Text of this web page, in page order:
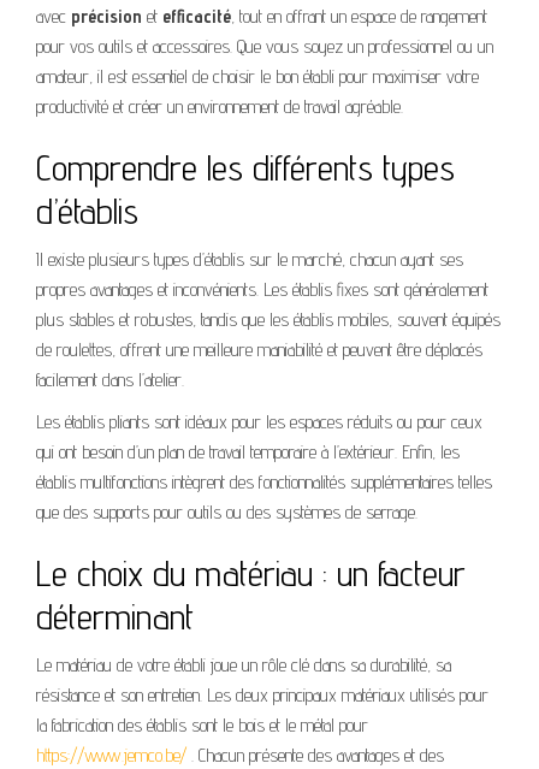
avec précision et efficacité, tout en offrant un espace de rangement
pour vos outils et accessoires. Que vous soyez un professionnel ou un
amateur, il est essentiel de choisir le bon établi pour maximiser votre
productivité et créer un environnement de travail agréable.
Comprendre les différents types
d’établis
Il existe plusieurs types d’établis sur le marché, chacun ayant ses
propres avantages et inconvénients. Les établis fixes sont généralement
plus stables et robustes, tandis que les établis mobiles, souvent équipés
de roulettes, offrent une meilleure maniabilité et peuvent être déplacés
facilement dans l’atelier.
Les établis pliants sont idéaux pour les espaces réduits ou pour ceux
qui ont besoin d’un plan de travail temporaire à l’extérieur. Enfin, les
établis multifonctions intègrent des fonctionnalités supplémentaires telles
que des supports pour outils ou des systèmes de serrage.
Le choix du matériau : un facteur
déterminant
Le matériau de votre établi joue un rôle clé dans sa durabilité, sa
résistance et son entretien. Les deux principaux matériaux utilisés pour
la fabrication des établis sont le bois et le métal pour
https://www.jemco.be/ . Chacun présente des avantages et des